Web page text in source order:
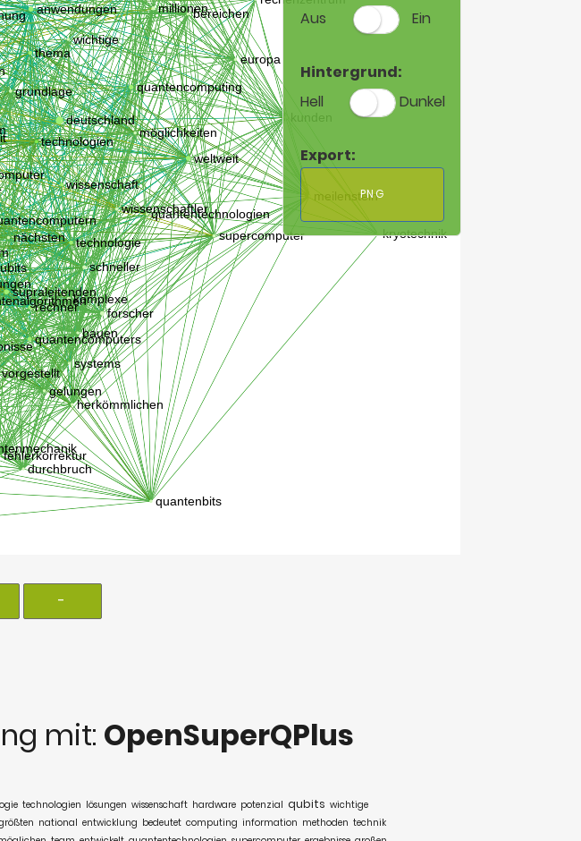
-
Aus
Ein
Hintergrund:
Hell
Dunkel
Export:
PNG
mit: OpenSuperQPlus
technologien lösungen wissenschaft hardware potenzial qubits wichtige
national entwicklung bedeutet computing information methoden technik